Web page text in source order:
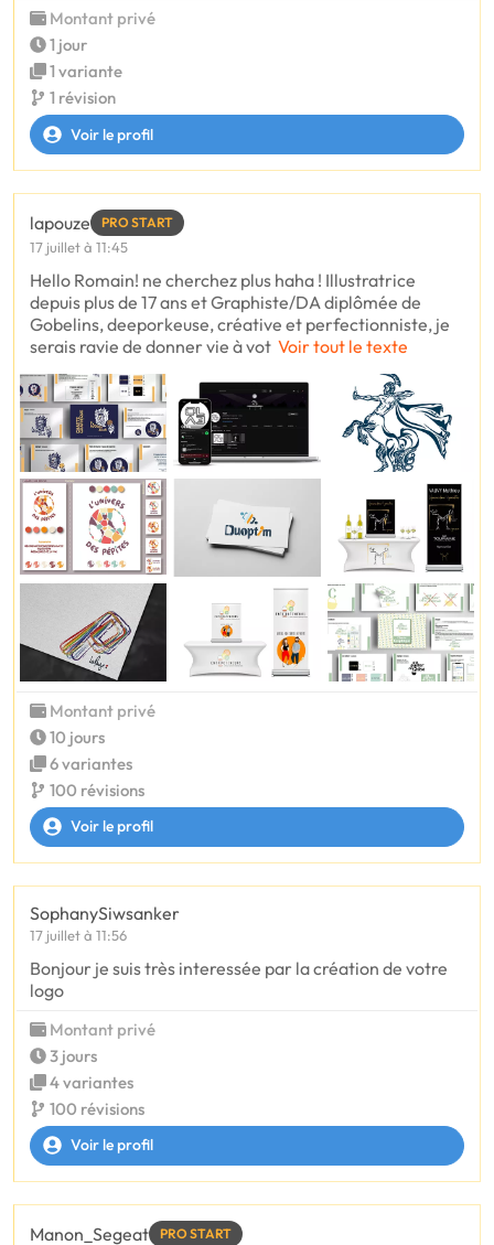
Montant privé
1 jour
1 variante
1 révision
Voir le profil
lapouze PRO START
17 juillet à 11:45
Hello Romain! ne cherchez plus haha ! Illustratrice
depuis plus de 17 ans et Graphiste/DA diplômée de
Gobelins, deeporkeuse, créative et perfectionniste, je
serais ravie de donner vie à vot Voir tout le texte
Montant privé
10 jours
6 variantes
100 révisions
Voir le profil
SophanySiwsanker
17 juillet à 11:56
Bonjour je suis très interessée par la création de votre
logo
Montant privé
3 jours
4 variantes
100 révisions
Voir le profil
Manon_Segeat PRO START